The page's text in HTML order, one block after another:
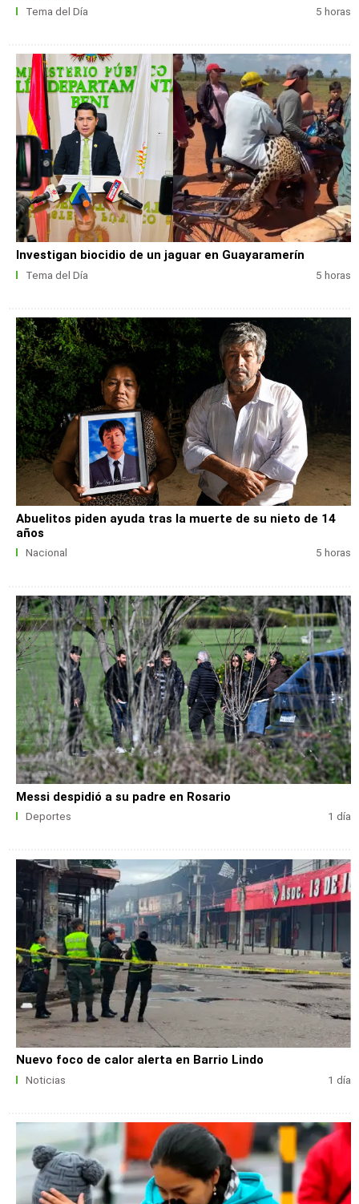
Tema del Día 5 horas
Investigan biocidio de un jaguar en Guayaramerín
Tema del Día 5 horas
Abuelitos piden ayuda tras la muerte de su nieto de 14
años
Nacional 5 horas
Messi despidió a su padre en Rosario
Deportes 1 día
Nuevo foco de calor alerta en Barrio Lindo
Noticias 1 día